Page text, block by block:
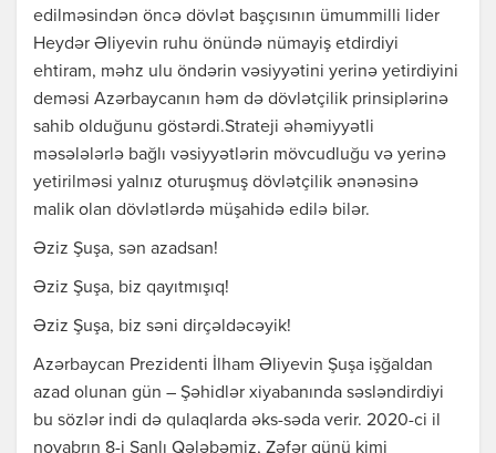
edilməsindən öncə dövlət başçısının ümummilli lider
Heydər Əliyevin ruhu önündə nümayiş etdirdiyi
ehtiram, məhz ulu öndərin vəsiyyətini yerinə yetirdiyini
deməsi Azərbaycanın həm də dövlətçilik prinsiplərinə
sahib olduğunu göstərdi.Strateji əhəmiyyətli
məsələlərlə bağlı vəsiyyətlərin mövcudluğu və yerinə
yetirilməsi yalnız oturuşmuş dövlətçilik ənənəsinə
malik olan dövlətlərdə müşahidə edilə bilər.
Əziz Şuşa, sən azadsan!
Əziz Şuşa, biz qayıtmışıq!
Əziz Şuşa, biz səni dirçəldəcəyik!
Azərbaycan Prezidenti İlham Əliyevin Şuşa işğaldan
azad olunan gün – Şəhidlər xiyabanında səsləndirdiyi
bu sözlər indi də qulaqlarda əks-səda verir. 2020-ci il
noyabrın 8-i Şanlı Qələbəmiz, Zəfər günü kimi